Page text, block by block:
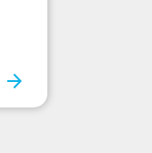
arrow_forward